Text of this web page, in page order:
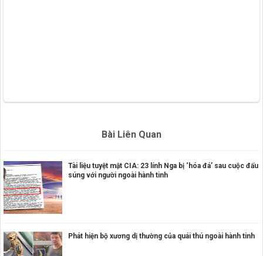
Bài Liên Quan
Tài liệu tuyệt mật CIA: 23 lính Nga bị ‘hóa đá’ sau cuộc đấu
súng với người ngoài hành tinh
Phát hiện bộ xương dị thường của quái thú ngoài hành tinh